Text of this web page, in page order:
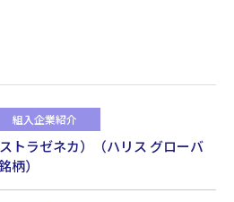
組入企業紹介
トラゼネカ）（ハリス グローバ
柄）